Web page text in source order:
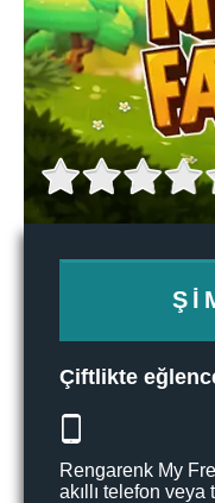
Çiftlikte
Rengarenk My
akıllı telefon